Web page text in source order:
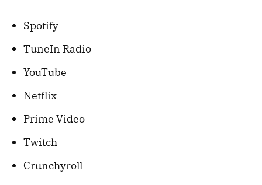
Spotify
TuneIn Radio
YouTube
Netflix
Prime Video
Twitch
Crunchyroll